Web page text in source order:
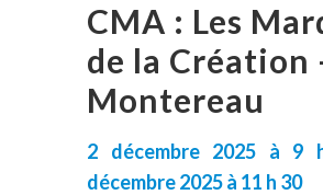
CMA : Les
de la Création
Montereau
2 décembre 2025 à 9
décembre 2025 à 11 h 30